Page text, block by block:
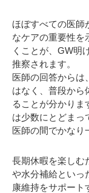
ほぼすべての医師
なケアの重要性を
くことが、GW明
推察されます。
医師の回答からは
はなく、普段から
ることが分かりま
は少数にとどまっ
医師の間でかなり
長期休暇を楽しむ
や水分補給といっ
康維持をサポート